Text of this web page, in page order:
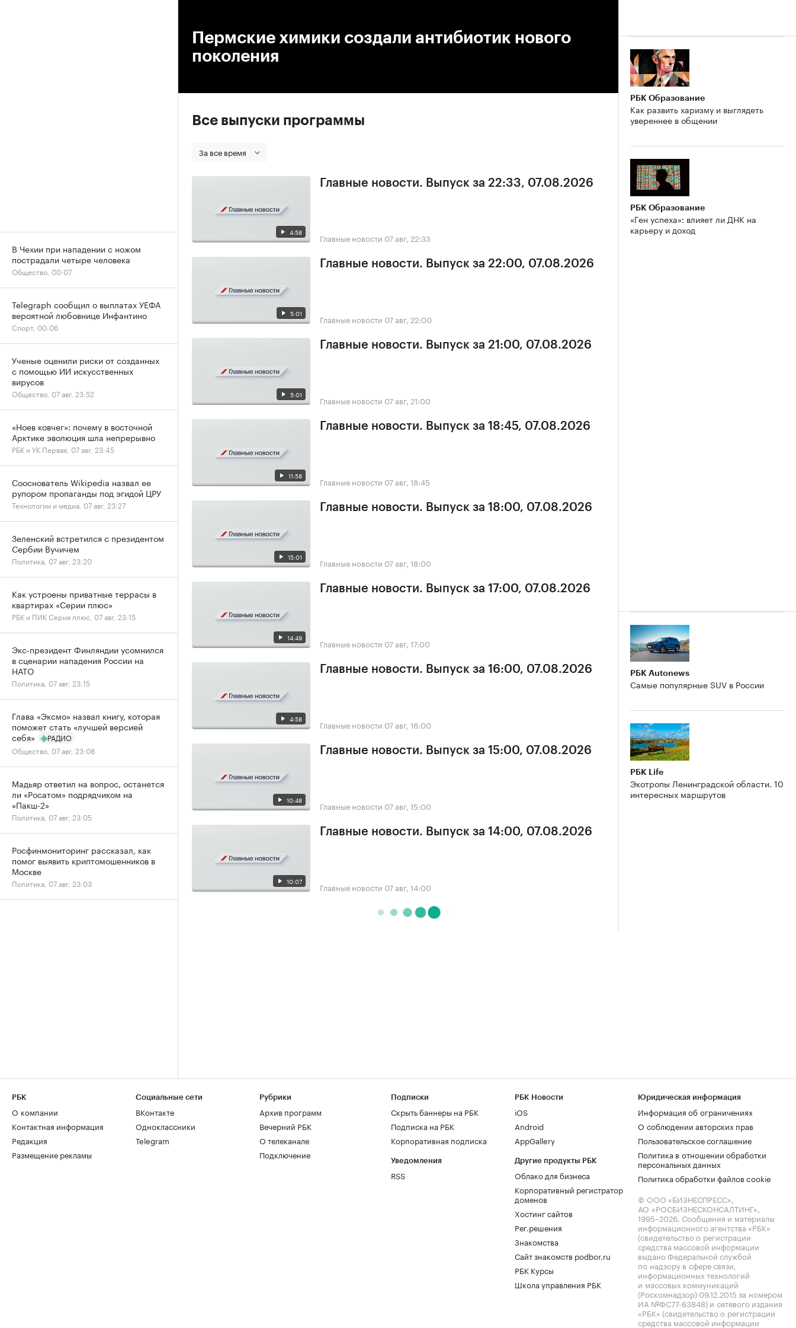
Пермские химики создали антибиотик нового
поколения
Все выпуски программы
За все время
4:58
Главные новости. Выпуск за 22:33, 07.08.2026
Главные новости 07 авг, 22:33
5:01
Главные новости. Выпуск за 22:00, 07.08.2026
Главные новости 07 авг, 22:00
5:01
Главные новости. Выпуск за 21:00, 07.08.2026
Главные новости 07 авг, 21:00
11:58
Главные новости. Выпуск за 18:45, 07.08.2026
Главные новости 07 авг, 18:45
15:01
Главные новости. Выпуск за 18:00, 07.08.2026
Главные новости 07 авг, 18:00
14:49
Главные новости. Выпуск за 17:00, 07.08.2026
Главные новости 07 авг, 17:00
4:58
Главные новости. Выпуск за 16:00, 07.08.2026
Главные новости 07 авг, 16:00
10:48
Главные новости. Выпуск за 15:00, 07.08.2026
Главные новости 07 авг, 15:00
10:07
Главные новости. Выпуск за 14:00, 07.08.2026
Главные новости 07 авг, 14:00
РБК Образование
Как развить харизму и выглядеть
увереннее в общении
РБК Образование
«Ген успеха»: влияет ли ДНК на
карьеру и доход
РБК Autonews
Самые популярные SUV в России
РБК Life
Экотропы Ленинградской области. 10
интересных маршрутов
В Чехии при нападении с ножом
пострадали четыре человека
Общество, 00:07
Telegraph сообщил о выплатах УЕФА
вероятной любовнице Инфантино
Спорт, 00:06
Ученые оценили риски от созданных
с помощью ИИ искусственных
вирусов
Общество, 07 авг, 23:52
«Ноев ковчег»: почему в восточной
Арктике эволюция шла непрерывно
РБК и УК Первая, 07 авг, 23:45
Сооснователь Wikipedia назвал ее
рупором пропаганды под эгидой ЦРУ
Технологии и медиа, 07 авг, 23:27
Зеленский встретился с президентом
Сербии Вучичем
Политика, 07 авг, 23:20
Как устроены приватные террасы в
квартирах «Серии плюс»
РБК и ПИК Серия плюс, 07 авг, 23:15
Экс-президент Финляндии усомнился
в сценарии нападения России на
НАТО
Политика, 07 авг, 23:15
Глава «Эксмо» назвал книгу, которая
поможет стать «лучшей версией
себя»
РАДИО
Общество, 07 авг, 23:08
Мадьяр ответил на вопрос, останется
ли «Росатом» подрядчиком на
«Пакш-2»
Политика, 07 авг, 23:05
Росфинмониторинг рассказал, как
помог выявить криптомошенников в
Москве
Политика, 07 авг, 23:03
РБК
О компании
Контактная информация
Редакция
Размещение рекламы
Социальные сети
ВКонтакте
Одноклассники
Telegram
Рубрики
Архив программ
Вечерний РБК
О телеканале
Подключение
Подписки
Скрыть баннеры на РБК
Подписка на РБК
Корпоративная подписка
Уведомления
RSS
РБК Новости
iOS
Android
AppGallery
Другие продукты РБК
Облако для бизнеса
Корпоративный регистратор
доменов
Хостинг сайтов
Рег.решения
Знакомства
Сайт знакомств podbor.ru
РБК Курсы
Школа управления РБК
Юридическая информация
Информация об ограничениях
О соблюдении авторских прав
Пользовательское соглашение
Политика в отношении обработки
персональных данных
Политика обработки файлов cookie
© ООО «БИЗНЕСПРЕСС»,
АО «РОСБИЗНЕСКОНСАЛТИНГ»,
1995–2026. Сообщения и материалы
информационного агентства «РБК»
(свидетельство о регистрации
средства массовой информации
выдано Федеральной службой
по надзору в сфере связи,
информационных технологий
и массовых коммуникаций
(Роскомнадзор) 09.12.2015 за номером
ИА №ФС77-63848) и сетевого издания
«РБК» (свидетельство о регистрации
средства массовой информации